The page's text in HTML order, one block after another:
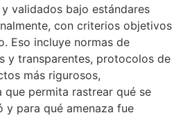
validados bajo estándares
con criterios objetivos
Eso incluye normas de
y transparentes, protocolos de
más rigurosos,
permita rastrear qué se
y para qué amenaza fue